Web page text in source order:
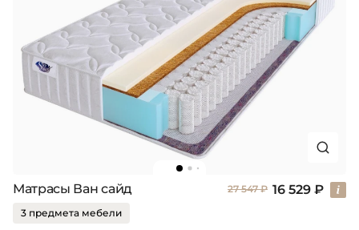
Матрасы Ван сайд 27 547 ₽ 16 529 ₽
3 предмета мебели